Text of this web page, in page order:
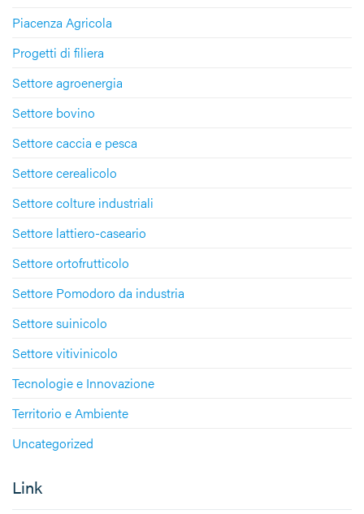
Piacenza Agricola
Progetti di filiera
Settore agroenergia
Settore bovino
Settore caccia e pesca
Settore cerealicolo
Settore colture industriali
Settore lattiero-caseario
Settore ortofrutticolo
Settore Pomodoro da industria
Settore suinicolo
Settore vitivinicolo
Tecnologie e Innovazione
Territorio e Ambiente
Uncategorized
Link